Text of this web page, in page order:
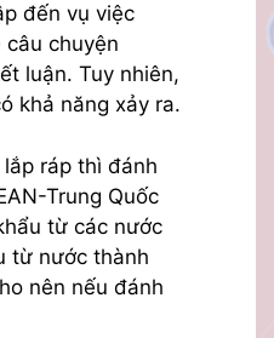
đến vụ việc
câu chuyện
luận. Tuy nhiên,
khả năng xảy ra.
ráp thì đánh
Trung Quốc
từ các nước
từ nước thành
nên nếu đánh